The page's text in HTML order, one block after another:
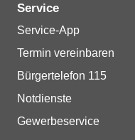
Service
Service-App
Termin vereinbaren
Bürgertelefon 115
Notdienste
Gewerbeservice